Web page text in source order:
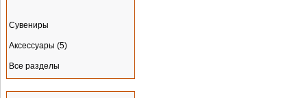
Сувениры
Аксессуары (5)
Все разделы